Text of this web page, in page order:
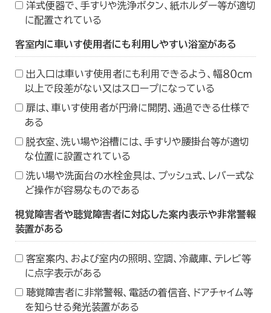
洋式便器で、手すりや洗浄ボタン、紙ホルダー等が適切
に配置されている
客室内に車いす使用者にも利用しやすい浴室がある
出入口は車いす使用者にも利用できるよう、幅８０ｃｍ
以上で段差がない又はスロープになっている
扉は、車いす使用者が円滑に開閉、通過できる仕様で
ある
脱衣室、洗い場や浴槽には、手すりや腰掛台等が適切
な位置に設置されている
洗い場や洗面台の水栓金具は、プッシュ式、レバー式な
ど操作が容易なものである
視覚障害者や聴覚障害者に対応した案内表示や非常警報
装置がある
客室案内、および室内の照明、空調、冷蔵庫、テレビ等
に点字表示がある
聴覚障害者に非常警報、電話の着信音、ドアチャイム等
を知らせる発光装置がある